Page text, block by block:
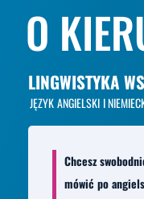
O
LINGWISTYKA
JĘZYK ANGIELSKI I
Chcesz
mówić po